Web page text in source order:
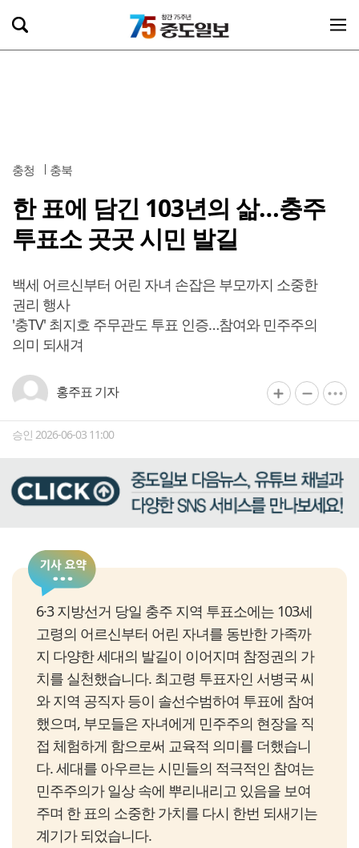
충청 충북
한 표에 담긴 103년의 삶…충주
투표소 곳곳 시민 발길
백세 어르신부터 어린 자녀 손잡은 부모까지 소중한
권리 행사
'충TV' 최지호 주무관도 투표 인증…참여와 민주주의
의미 되새겨
홍주표 기자
승인 2026-06-03 11:00
6·3 지방선거 당일 충주 지역 투표소에는 103세
고령의 어르신부터 어린 자녀를 동반한 가족까
지 다양한 세대의 발길이 이어지며 참정권의 가
치를 실천했습니다. 최고령 투표자인 서병국 씨
와 지역 공직자 등이 솔선수범하여 투표에 참여
했으며, 부모들은 자녀에게 민주주의 현장을 직
접 체험하게 함으로써 교육적 의미를 더했습니
다. 세대를 아우르는 시민들의 적극적인 참여는
민주주의가 일상 속에 뿌리내리고 있음을 보여
주며 한 표의 소중한 가치를 다시 한번 되새기는
계기가 되었습니다.